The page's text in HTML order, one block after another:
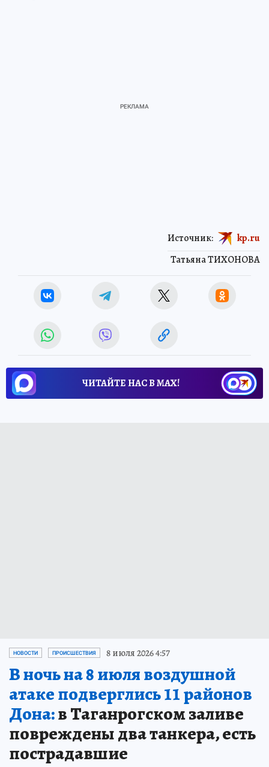
Татьяна ТИХОНОВА
Источник: kp.ru
ЧИТАЙТЕ НАС В МАХ!
НОВОСТИ ПРОИСШЕСТВИЯ 8 июля 2026 4:57
В ночь на 8 июля воздушной
атаке подверглись 11 районов
Дона:в Таганрогском заливе
повреждены два танкера, есть
пострадавшие